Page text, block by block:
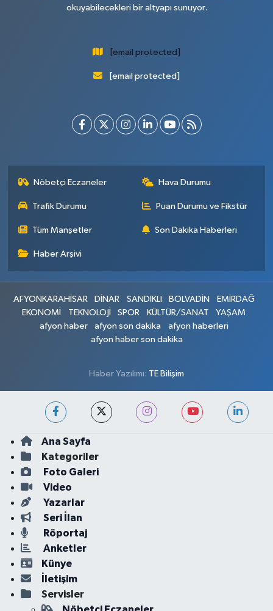
okuyabilecekleri bir altyapı sunuyor.
[email protected]
[email protected]
Nöbetçi Eczaneler Hava Durumu
Trafik Durumu Puan Durumu ve Fikstür
Tüm Manşetler Son Dakika Haberleri
Haber Arşivi
AFYONKARAHİSAR DİNAR SANDIKLI BOLVADİN
EMİRDAĞ
EKONOMİ
TEKNOLOJİ SPOR KÜLTÜR/SANAT
YAŞAM
afyon haber
afyon son dakika
afyon haberleri
afyon haber son dakika
Haber Yazılımı: TE Bilişim
Ana Sayfa
Kategoriler
Foto Galeri
Video
Yazarlar
Seri İlan
Röportaj
Anketler
Künye
İletişim
Servisler